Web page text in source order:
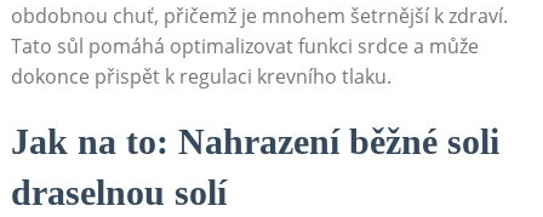
obdobnou chuť, přičemž je mnohem šetrnější k zdraví.
Tato sůl pomáhá optimalizovat funkci srdce a může
dokonce přispět k regulaci krevního tlaku.
Jak na to: Nahrazení běžné soli
draselnou solí